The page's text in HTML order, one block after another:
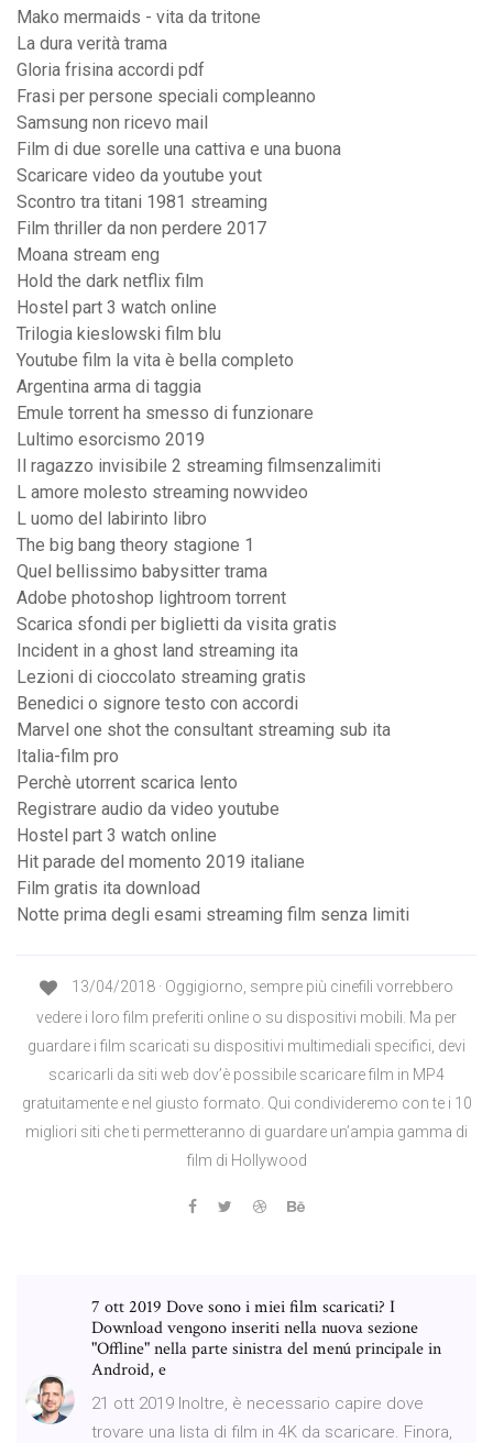
Mako mermaids - vita da tritone
La dura verità trama
Gloria frisina accordi pdf
Frasi per persone speciali compleanno
Samsung non ricevo mail
Film di due sorelle una cattiva e una buona
Scaricare video da youtube yout
Scontro tra titani 1981 streaming
Film thriller da non perdere 2017
Moana stream eng
Hold the dark netflix film
Hostel part 3 watch online
Trilogia kieslowski film blu
Youtube film la vita è bella completo
Argentina arma di taggia
Emule torrent ha smesso di funzionare
Lultimo esorcismo 2019
Il ragazzo invisibile 2 streaming filmsenzalimiti
L amore molesto streaming nowvideo
L uomo del labirinto libro
The big bang theory stagione 1
Quel bellissimo babysitter trama
Adobe photoshop lightroom torrent
Scarica sfondi per biglietti da visita gratis
Incident in a ghost land streaming ita
Lezioni di cioccolato streaming gratis
Benedici o signore testo con accordi
Marvel one shot the consultant streaming sub ita
Italia-film pro
Perchè utorrent scarica lento
Registrare audio da video youtube
Hostel part 3 watch online
Hit parade del momento 2019 italiane
Film gratis ita download
Notte prima degli esami streaming film senza limiti
13/04/2018 · Oggigiorno, sempre più cinefili vorrebbero
vedere i loro film preferiti online o su dispositivi mobili. Ma per
guardare i film scaricati su dispositivi multimediali specifici, devi
scaricarli da siti web dov’è possibile scaricare film in MP4
gratuitamente e nel giusto formato. Qui condivideremo con te i 10
migliori siti che ti permetteranno di guardare un’ampia gamma di
film di Hollywood
7 ott 2019 Dove sono i miei film scaricati? I
Download vengono inseriti nella nuova sezione
"Offline" nella parte sinistra del menú principale in
Android, e
21 ott 2019 Inoltre, è necessario capire dove
trovare una lista di film in 4K da scaricare. Finora,